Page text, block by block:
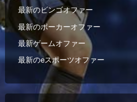
最新のビンゴオファー
最新のポーカーオファー
最新ゲームオファー
最新のeスポーツオファー